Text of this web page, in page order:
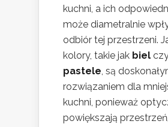
kuchni, a ich
może diametralnie
odbiór tej przestrzeni.
kolory, takie jak biel
pastele, są
rozwiązaniem dla
kuchni, ponieważ
powiększają przestrzeń,